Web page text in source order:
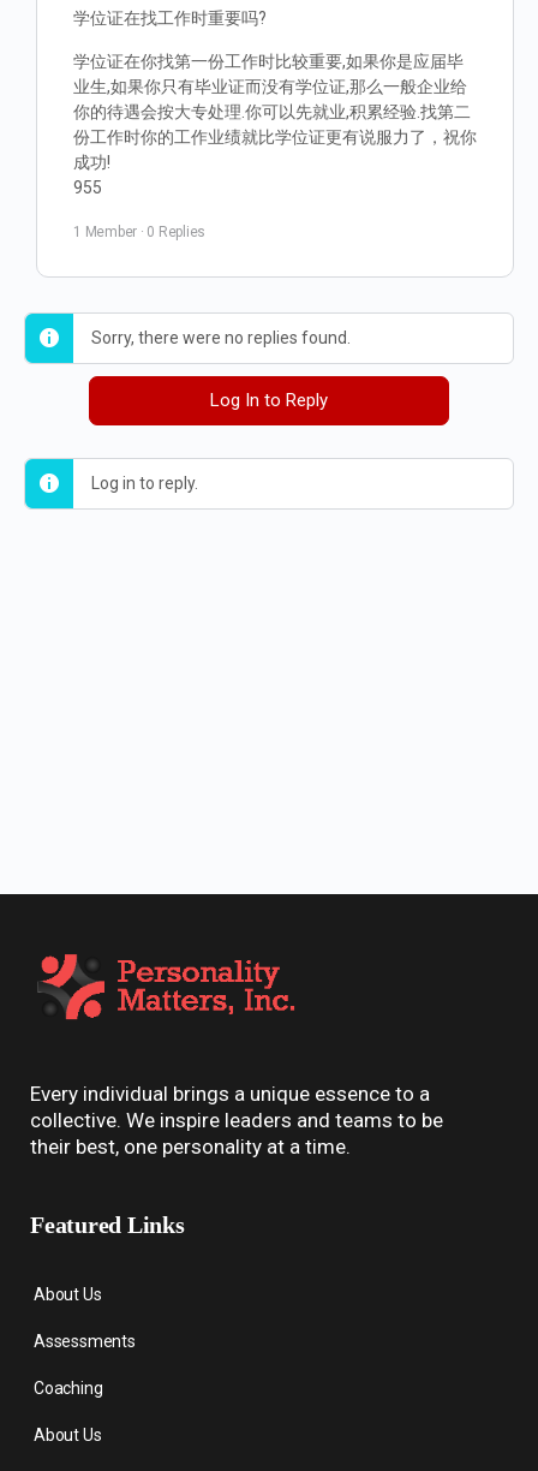
学位证在找工作时重要吗?
学位证在你找第一份工作时比较重要,如果你是应届毕
业生,如果你只有毕业证而没有学位证,那么一般企业给
你的待遇会按大专处理.你可以先就业,积累经验.找第二
份工作时你的工作业绩就比学位证更有说服力了，祝你
成功!
955
1 Member · 0 Replies
Sorry, there were no replies found.
Log In to Reply
Log in to reply.
Every individual brings a unique essence to a
collective. We inspire leaders and teams to be
their best, one personality at a time.
Featured Links
About Us
Assessments
Coaching
About Us